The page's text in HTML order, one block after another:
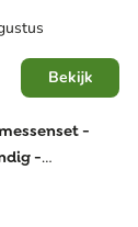
Bekijk
-
-